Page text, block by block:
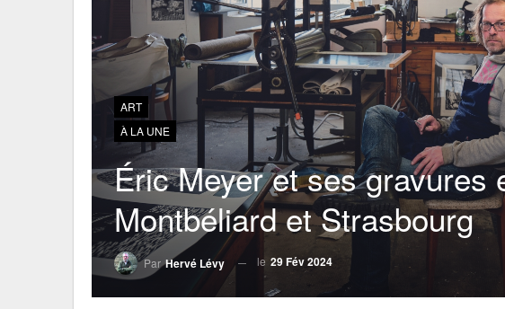
ART
À LA UNE
Éric Meyer et ses gravures
Montbéliard et Strasbourg
ParHervé Lévy le 29 Fév 2024